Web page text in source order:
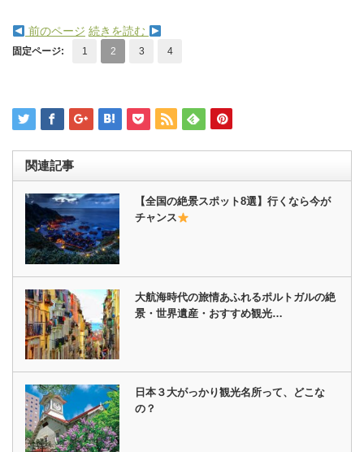
前のページ 続きを読む
固定ページ: 1 2 3 4
関連記事
【全国の絶景スポット8選】行くなら今が
チャンス
大航海時代の旅情あふれるポルトガルの絶
景・世界遺産・おすすめ観光…
日本３大がっかり観光名所って、どこな
の？